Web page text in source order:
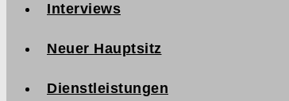
Interviews
Neuer Hauptsitz
Dienstleistungen